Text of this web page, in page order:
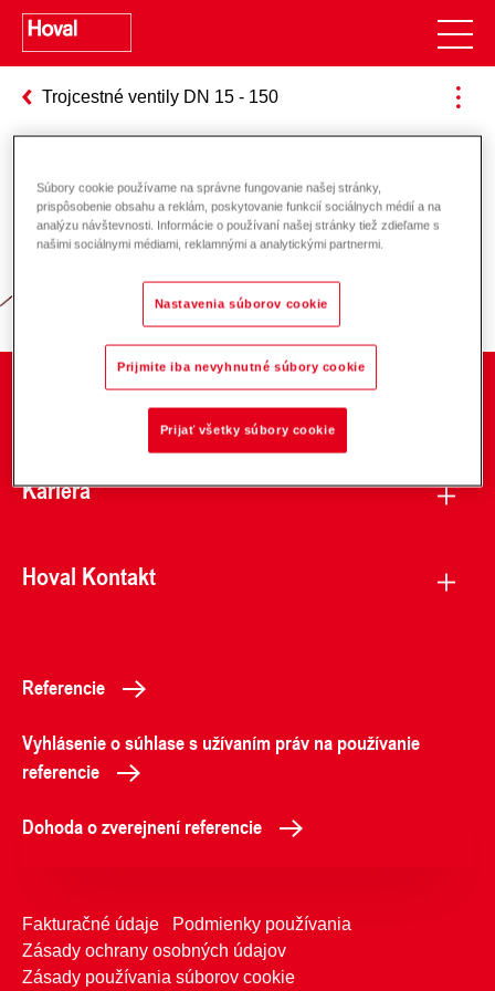
Trojcestné ventily DN 15 - 150
Zodpovednosť za energiu a životné
prostredie
O spoločnosti
Kariéra
Hoval Kontakt
Referencie
Vyhlásenie o súhlase s užívaním práv na používanie
referencie
Dohoda o zverejnení referencie
Fakturačné údaje
Podmienky používania
Zásady ochrany osobných údajov
Zásady používania súborov cookie
Súbory cookie používame na správne fungovanie našej stránky,
prispôsobenie obsahu a reklám, poskytovanie funkcií sociálnych médií a na
analýzu návštevnosti. Informácie o používaní našej stránky tiež zdieľame s
našimi sociálnymi médiami, reklamnými a analytickými partnermi.
Nastavenia súborov cookie
Prijmite iba nevyhnutné súbory cookie
Prijať všetky súbory cookie